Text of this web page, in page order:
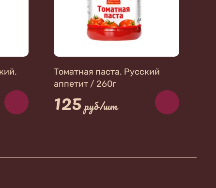
Томатная паста. Русский
аппетит / 260г
125руб/шт